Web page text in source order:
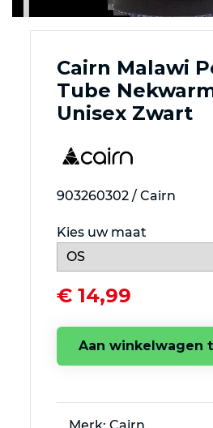
Cairn Malawi
Tube
Unisex Zwart
903260302 / Cairn
Kies uw maat
€ 14,99
Aan winkelwagen